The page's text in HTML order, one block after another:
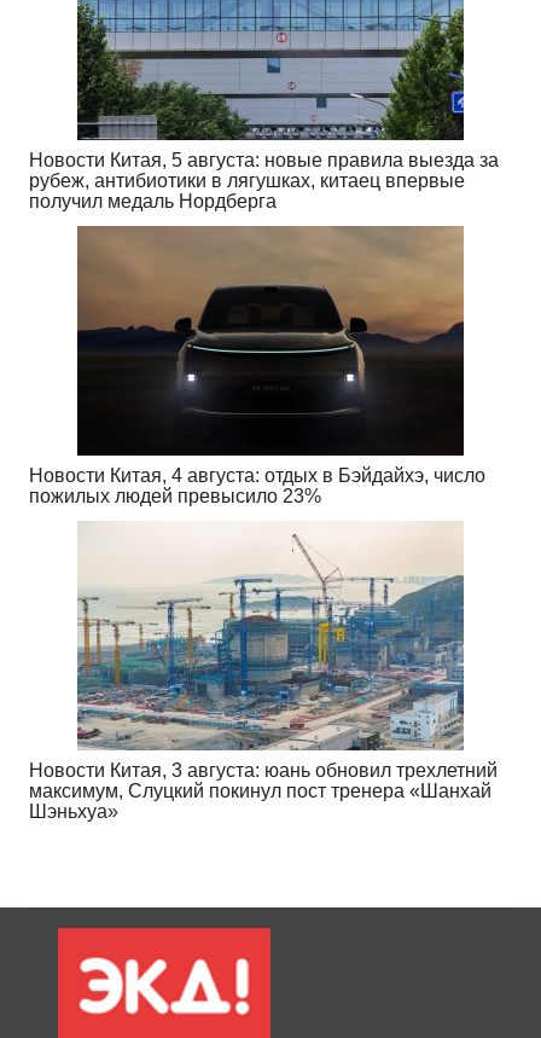
Новости Китая, 5 августа: новые правила выезда за
рубеж, антибиотики в лягушках, китаец впервые
получил медаль Нордберга
Новости Китая, 4 августа: отдых в Бэйдайхэ, число
пожилых людей превысило 23%
Новости Китая, 3 августа: юань обновил трехлетний
максимум, Слуцкий покинул пост тренера «Шанхай
Шэньхуа»